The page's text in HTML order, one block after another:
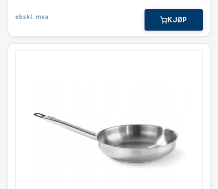
ekskl. mva KJØP
Stekepanne
⌀320 x55 mm. / Hendi